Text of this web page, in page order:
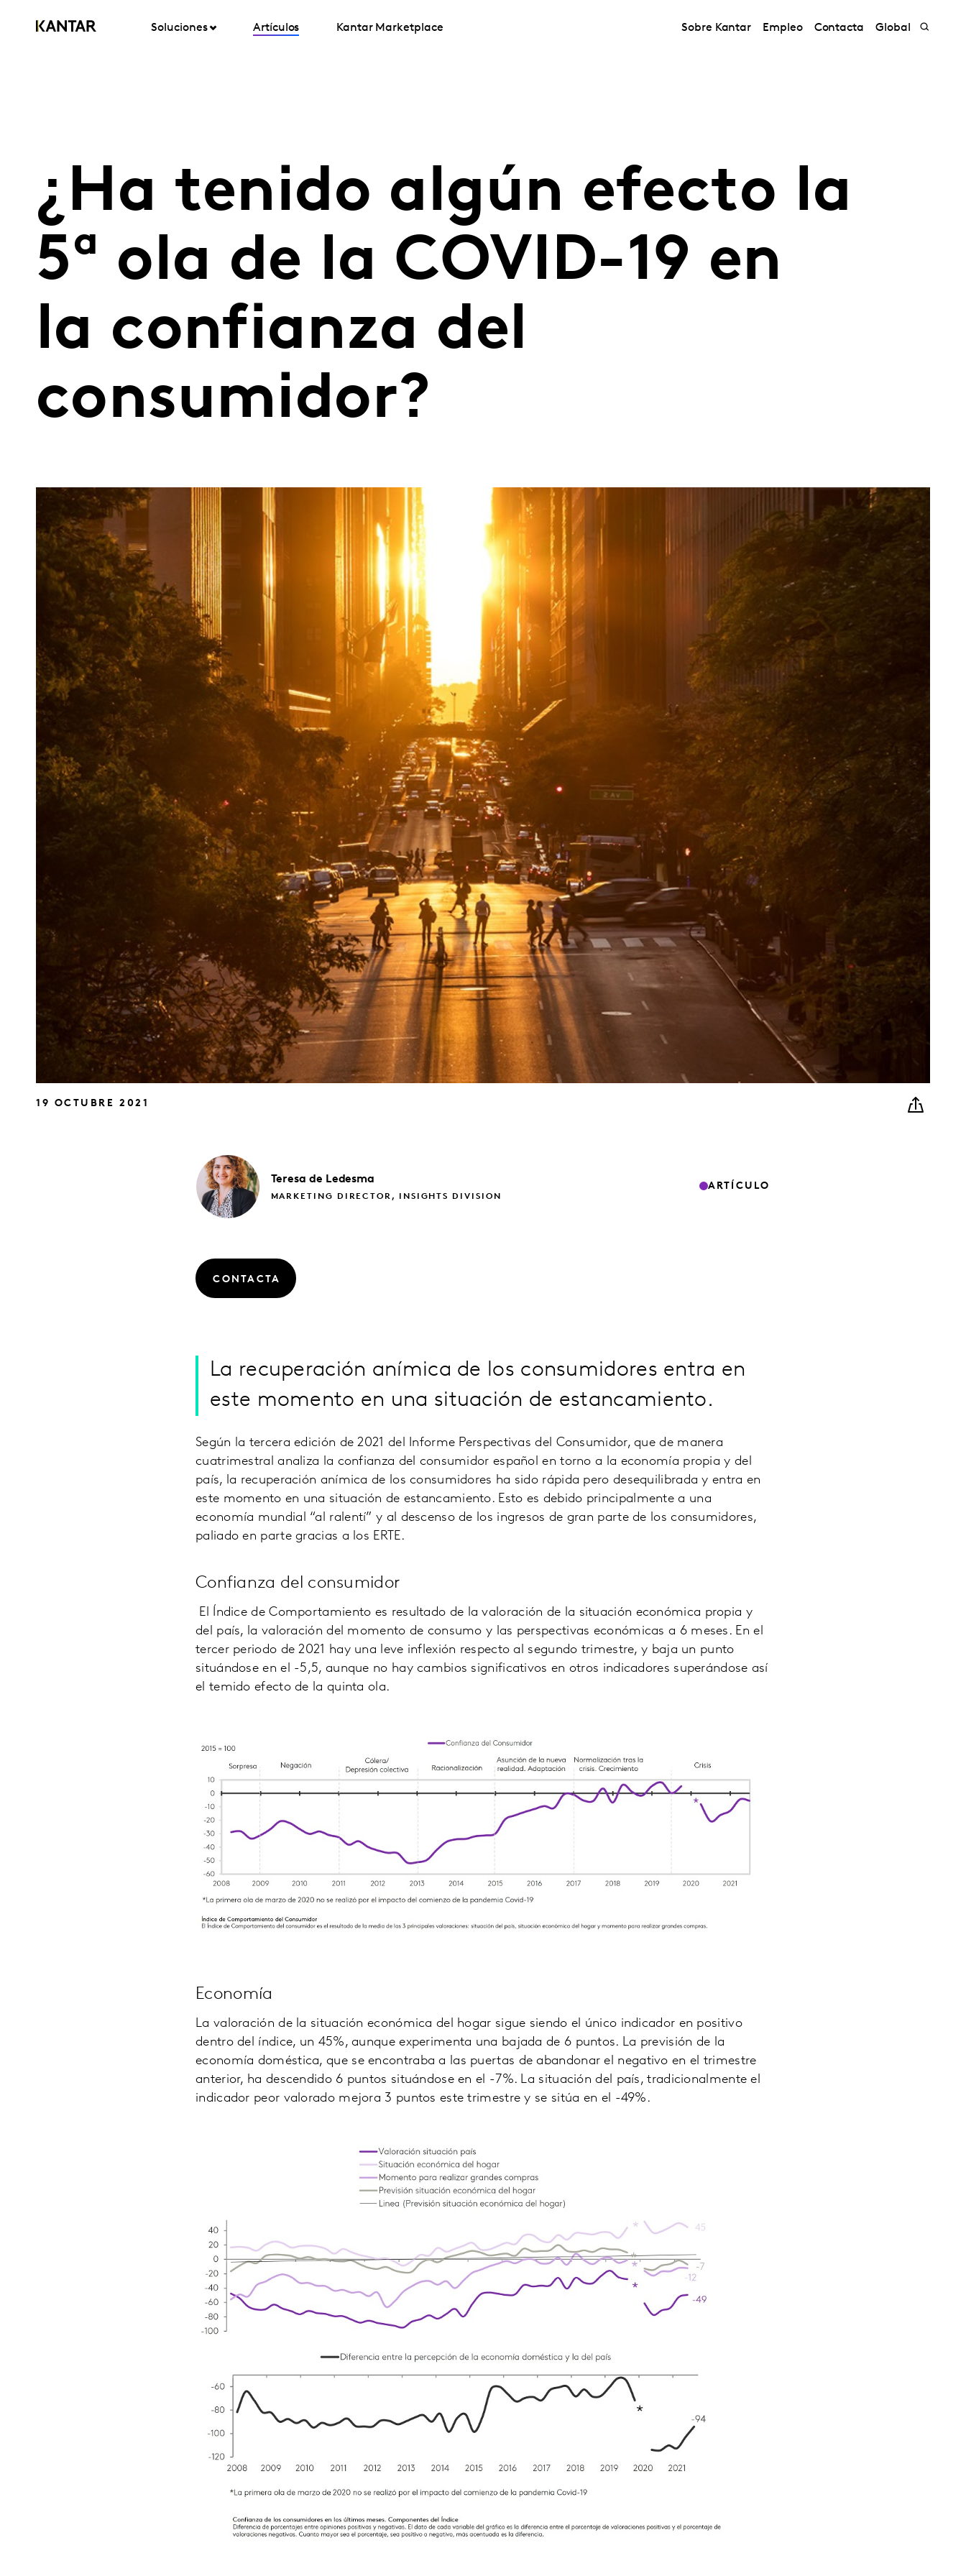
Soluciones Artículos Kantar Marketplace Sobre Kantar Empleo Contacta Global
¿Ha tenido algún efecto la
5ª ola de la COVID-19 en
la confianza del
consumidor?
19 OCTUBRE 2021
Teresa de Ledesma
MARKETING DIRECTOR, INSIGHTS DIVISION
ARTÍCULO
CONTACTA
La recuperación anímica de los consumidores entra en
este momento en una situación de estancamiento.
Según la tercera edición de 2021 del Informe Perspectivas del Consumidor, que de manera
cuatrimestral analiza la confianza del consumidor español en torno a la economía propia y del
país, la recuperación anímica de los consumidores ha sido rápida pero desequilibrada y entra en
este momento en una situación de estancamiento. Esto es debido principalmente a una
economía mundial “al ralentí” y al descenso de los ingresos de gran parte de los consumidores,
paliado en parte gracias a los ERTE.
Confianza del consumidor
El Índice de Comportamiento es resultado de la valoración de la situación económica propia y
del país, la valoración del momento de consumo y las perspectivas económicas a 6 meses. En el
tercer periodo de 2021 hay una leve inflexión respecto al segundo trimestre, y baja un punto
situándose en el -5,5, aunque no hay cambios significativos en otros indicadores superándose así
el temido efecto de la quinta ola.
Economía
La valoración de la situación económica del hogar sigue siendo el único indicador en positivo
dentro del índice, un 45%, aunque experimenta una bajada de 6 puntos. La previsión de la
economía doméstica, que se encontraba a las puertas de abandonar el negativo en el trimestre
anterior, ha descendido 6 puntos situándose en el -7%. La situación del país, tradicionalmente el
indicador peor valorado mejora 3 puntos este trimestre y se sitúa en el -49%.